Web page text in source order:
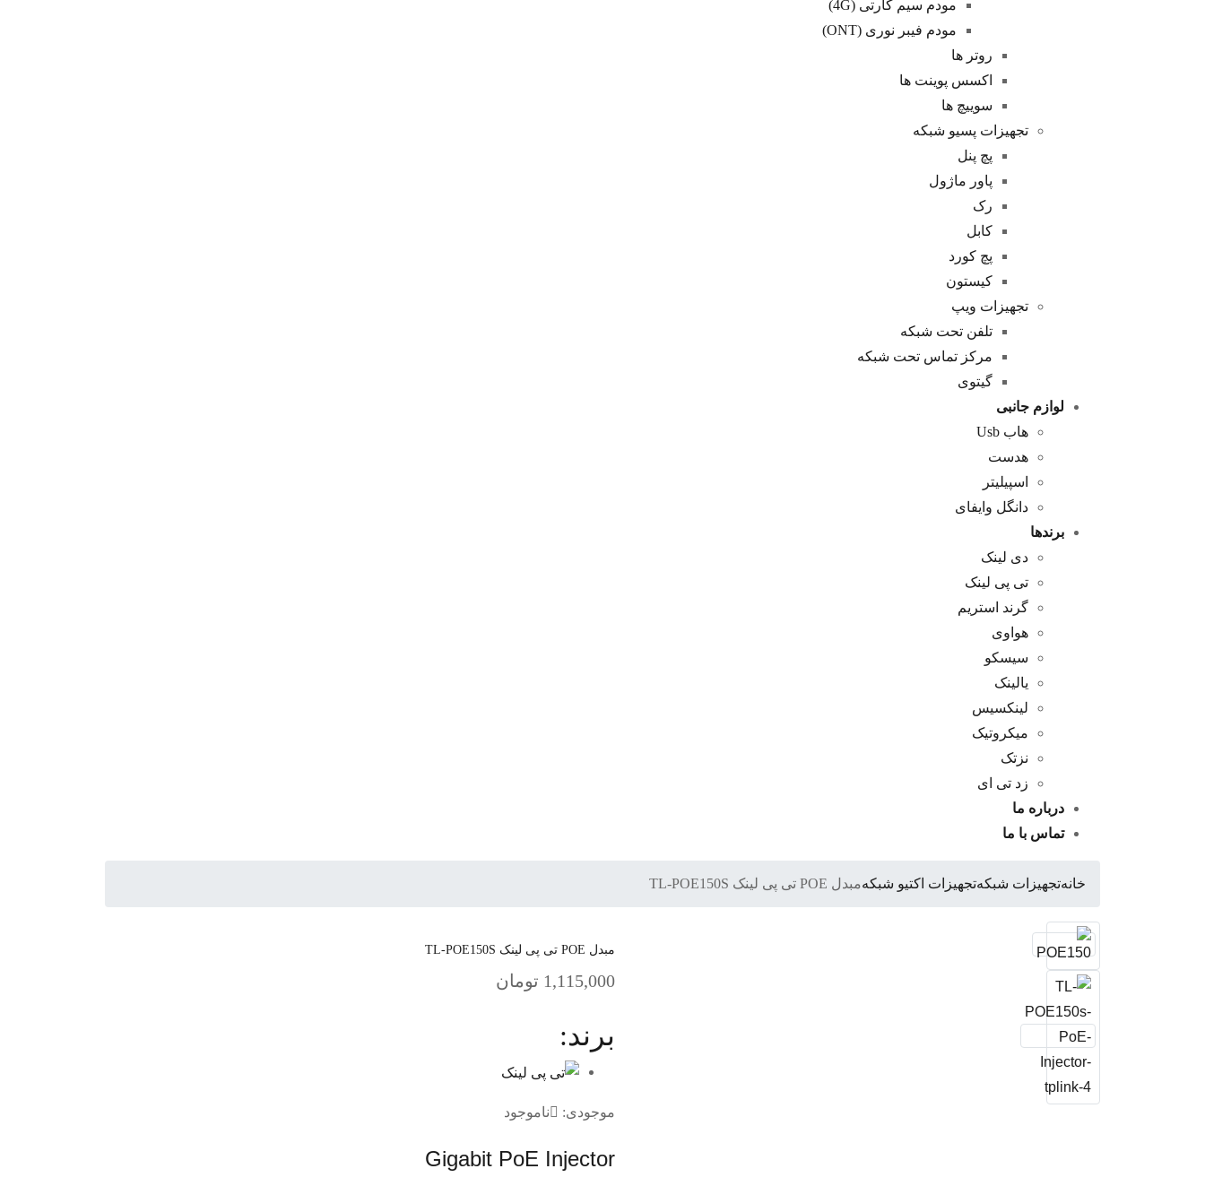
مودم سیم کارتی (4G)
مودم فیبر نوری (ONT)
روتر ها
اکسس پوینت ها
سوییچ ها
تجهیزات پسیو شبکه
پچ پنل
پاور ماژول
رک
کابل
پچ کورد
کیستون
تجهیزات ویپ
تلفن تحت شبکه
مرکز تماس تحت شبکه
گیتوی
لوازم جانبی
هاب Usb
هدست
اسپیلیتر
دانگل وایفای
برندها
دی لینک
تی پی لینک
گرند استریم
هواوی
سیسکو
یالینک
لینکسیس
میکروتیک
نزتک
زد تی ای
درباره ما
تماس با ما
خانهتجهیزات شبکهتجهیزات اکتیو شبکهمبدل POE تی پی لینک TL-POE150S
مبدل POE تی پی لینک TL-POE150S
1,115,000 تومان
برند:
موجودی: ناموجود
Gigabit PoE Injector